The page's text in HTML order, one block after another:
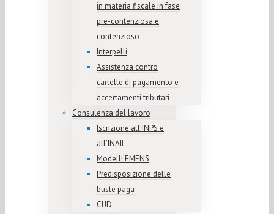
in materia fiscale in fase
pre-contenziosa e
contenzioso
Interpelli
Assistenza contro
cartelle di pagamento e
accertamenti tributari
Consulenza del lavoro
Iscrizione all’INPS e
all’INAIL
Modelli EMENS
Predisposizione delle
buste paga
CUD